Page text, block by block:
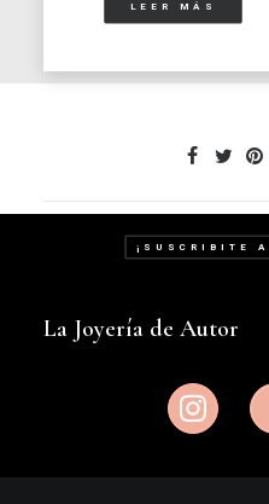
LEER MÁS
¡SUSCRIBITE
La Joyería de Autor